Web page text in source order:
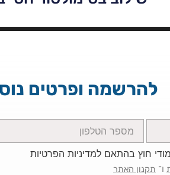
להרשמה ופרטים
חוץ בהתאם למדיניות הפרטיות
ו־ תקנון האתר